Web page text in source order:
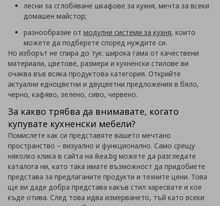
лесни за сглобяване шкафове за кухня, мечта за всеки
домашен майстор;
разнообразие от модулни системи за кухня, които
можете да подберете според нуждите си.
Но изборът не спира до тук: широка гама от качествени
материали, цветове, размери и кухненски стилове ви
очаква във всяка продуктова категория. Открийте
актуални едноцветни и двуцветни предложения в бяло,
черно, кафяво, зелено, сиво, червено.
За какво трябва да внимавате, когато
купувате кухненски мебели?
Помислете как си представяте вашето мечтано
пространство – визуално и функционално. Само срещу
няколко клика в сайта на ikea.bg можете да разгледате
каталога ни, като така имате възможност да придобиете
представа за предлаганите продукти и техните цени. Това
ще ви даде добра представа какъв стил харесвате и кое
къде отива. След това идва измерването, тъй като всеки